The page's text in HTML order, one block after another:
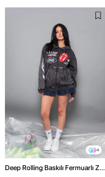
4
Deep Rolling Baskılı Fermuarlı Zip